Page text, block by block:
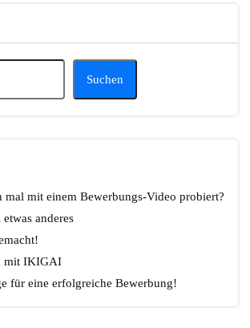
Suchen
mal mit einem Bewerbungs-Video probiert?
anderes
mit IKIGAI
für eine erfolgreiche Bewerbung!